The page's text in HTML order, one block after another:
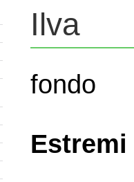
Ilva
fondo